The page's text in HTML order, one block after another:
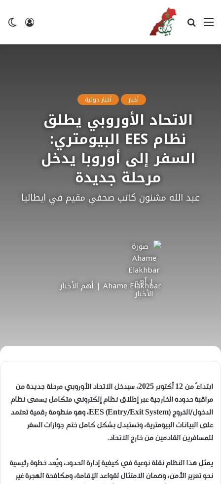
تسجيل
القائمة بحث
أخبار أخبار دولية
الاتحاد الأوروبي يطلق
نظام EES البيومتري:
السفر إلى أوروبا يدخل
مرحلة جديدة
عبد الله مشنون كاتب صحفي مقيم في ايطاليا
Ahame Elakhbar | أهم الأخبار
ابتداءً من 12 أكتوبر 2025، سيدخل الاتحاد الأوروبي مرحلة جديدة من
مراقبة حدوده الخارجية عبر إطلاق نظام إلكتروني متكامل يسمى نظام
الدخول/الخروج EES (Entry/Exit System)، وهو منظومة رقمية تعتمد
على البيانات البيومترية، وتستبدل بشكل كامل ختم جوازات السفر
للمسافرين القادمين من خارج الاتحاد.
يمثل هذا النظام نقلة نوعية في كيفية إدارة الحدود، ويُعد خطوة رئيسية
نحو تعزيز الأمن، وضمان الامتثال لقواعد الإقامة، ومكافحة الهجرة غير